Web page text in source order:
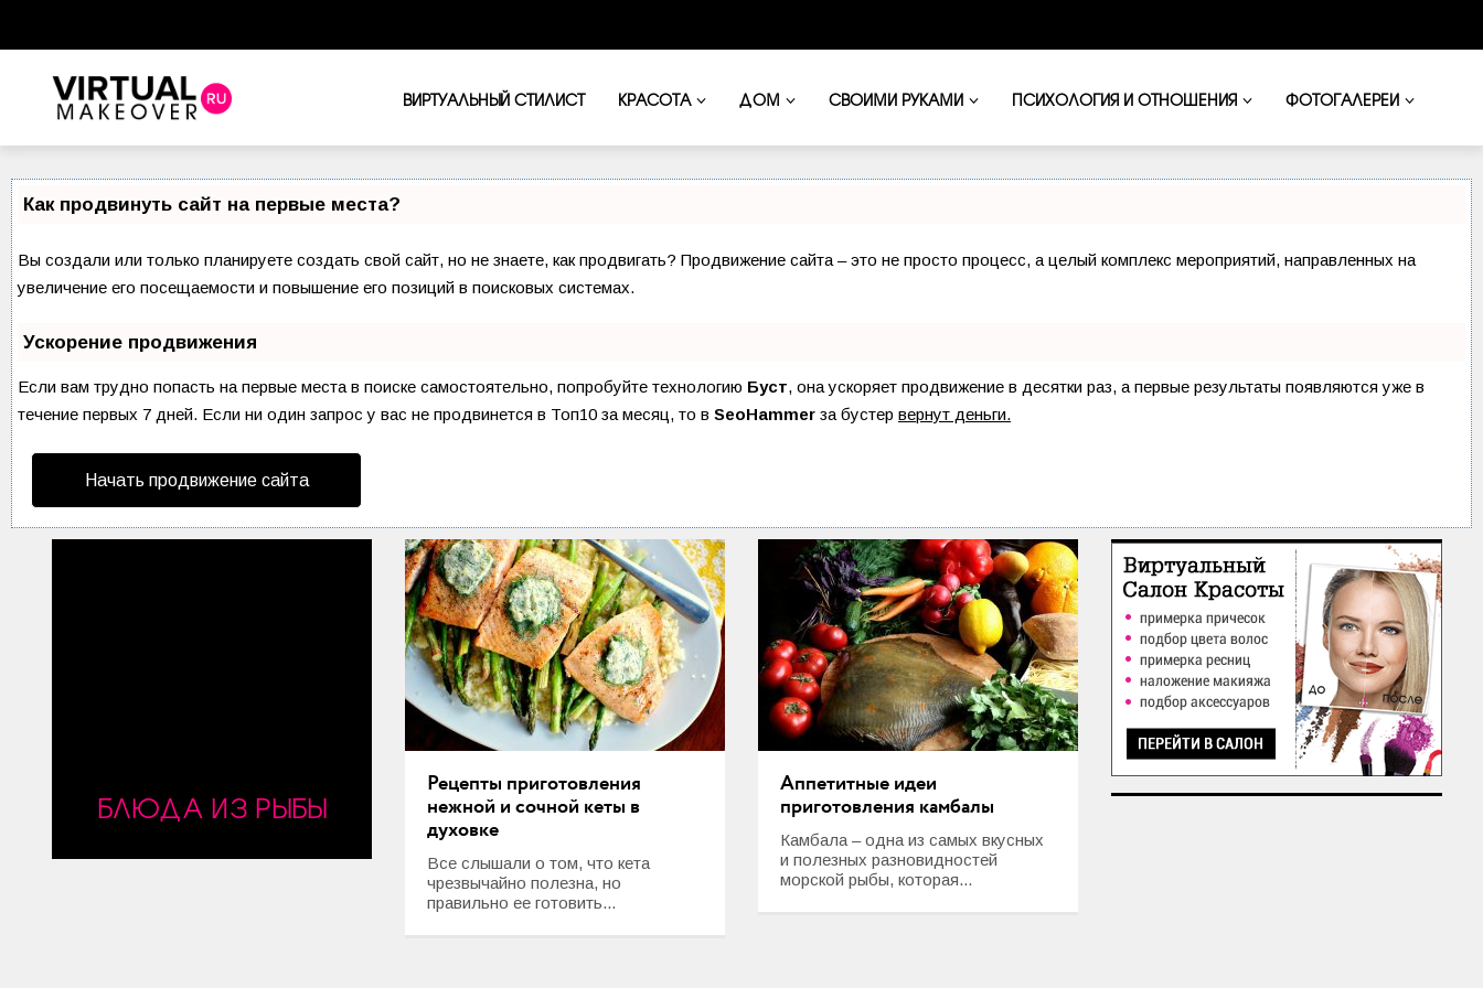
ВИРТУАЛЬНЫЙ СТИЛИСТ КРАСОТА ДОМ СВОИМИ РУКАМИ ПСИХОЛОГИЯ И ОТНОШЕНИЯ ФОТОГАЛЕРЕИ
Как продвинуть сайт на первые места?
Вы создали или только планируете создать свой сайт, но не знаете, как продвигать? Продвижение сайта – это не просто процесс, а целый комплекс мероприятий, направленных на
увеличение его посещаемости и повышение его позиций в поисковых системах.
Ускорение продвижения
Если вам трудно попасть на первые места в поиске самостоятельно, попробуйте технологию Буст, она ускоряет продвижение в десятки раз, а первые результаты появляются уже в
течение первых 7 дней. Если ни один запрос у вас не продвинется в Топ10 за месяц, то в SeoHammer за бустер вернут деньги.
Начать продвижение сайта
БЛЮДА ИЗ РЫБЫ
Рецепты приготовления
нежной и сочной кеты в
духовке
Все слышали о том, что кета
чрезвычайно полезна, но
правильно ее готовить...
Аппетитные идеи
приготовления камбалы
Камбала – одна из самых вкусных
и полезных разновидностей
морской рыбы, которая...